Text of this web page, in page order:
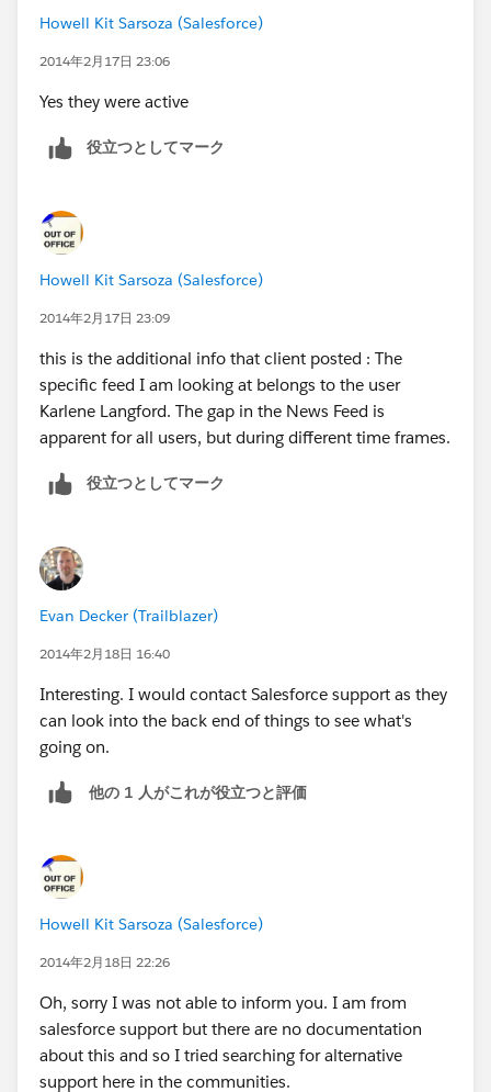
Howell Kit Sarsoza (Salesforce)
2014年2月17日 23:06
Yes they were active
役立つとしてマーク
Howell Kit Sarsoza (Salesforce)
2014年2月17日 23:09
this is the additional info that client posted : The
specific feed I am looking at belongs to the user
Karlene Langford. The gap in the News Feed is
apparent for all users, but during different time frames.
役立つとしてマーク
Evan Decker (Trailblazer)
2014年2月18日 16:40
Interesting. I would contact Salesforce support as they
can look into the back end of things to see what's
going on.
他の 1 人がこれが役立つと評価
Howell Kit Sarsoza (Salesforce)
2014年2月18日 22:26
Oh, sorry I was not able to inform you. I am from
salesforce support but there are no documentation
about this and so I tried searching for alternative
support here in the communities.